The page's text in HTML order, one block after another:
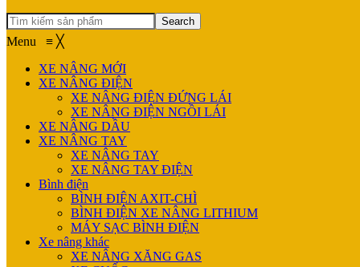
Search
Menu ≡ ╳
XE NÂNG MỚI
XE NÂNG ĐIỆN
XE NÂNG ĐIỆN ĐỨNG LÁI
XE NÂNG ĐIỆN NGỒI LÁI
XE NÂNG DẦU
XE NÂNG TAY
XE NÂNG TAY
XE NÂNG TAY ĐIỆN
Bình điện
BÌNH ĐIỆN AXIT-CHÌ
BÌNH ĐIỆN XE NÂNG LITHIUM
MÁY SẠC BÌNH ĐIỆN
Xe nâng khác
XE NÂNG XĂNG GAS